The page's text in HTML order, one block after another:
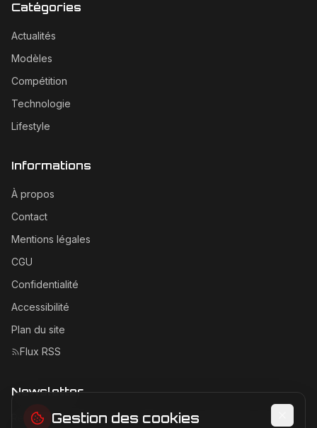
Catégories
Actualités
Modèles
Compétition
Technologie
Lifestyle
Informations
À propos
Contact
Mentions légales
CGU
Confidentialité
Accessibilité
Plan du site
Flux RSS
Newsletter
Recevez les dernières actualités Ferrari directement dans
Gestion des cookies